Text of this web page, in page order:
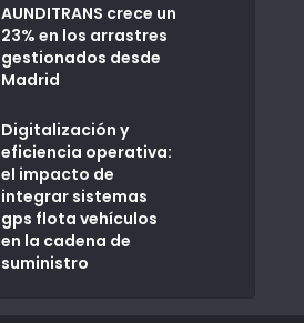
AUNDITRANS crece un
23% en los arrastres
gestionados desde
Madrid
Digitalización y
eficiencia operativa:
el impacto de
integrar sistemas
gps flota vehículos
en la cadena de
suministro